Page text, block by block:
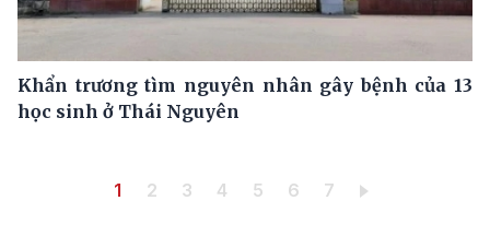
Khẩn trương tìm nguyên nhân gây bệnh của 13
học sinh ở Thái Nguyên
PaginationTrang hiện thời
1 Trang
2 Trang
3 Trang
4 Trang
5 Trang
6 Trang
7